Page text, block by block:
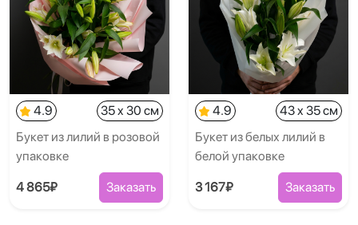
4.9
35 x 30 см
Букет из лилий в розовой
упаковке
4 865₽ Заказать
4.9
43 x 35 см
Букет из белых лилий в
белой упаковке
3 167₽ Заказать